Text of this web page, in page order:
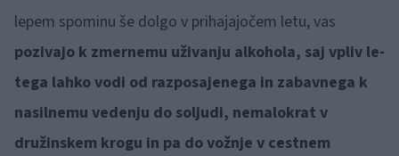
lepem spominu še dolgo v prihajajočem letu, vas
pozivajo k zmernemu uživanju alkohola, saj vpliv le-
tega lahko vodi od razposajenega in zabavnega k
nasilnemu vedenju do soljudi, nemalokrat v
družinskem krogu in pa do vožnje v cestnem